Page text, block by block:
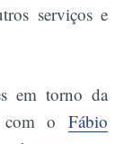
serviços e
em torno da
com oFábio